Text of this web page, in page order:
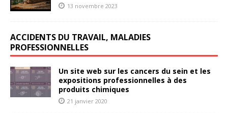
13 novembre 2023
ACCIDENTS DU TRAVAIL, MALADIES
PROFESSIONNELLES
Un site web sur les cancers du sein et les
expositions professionnelles à des
produits chimiques
21 janvier 2020